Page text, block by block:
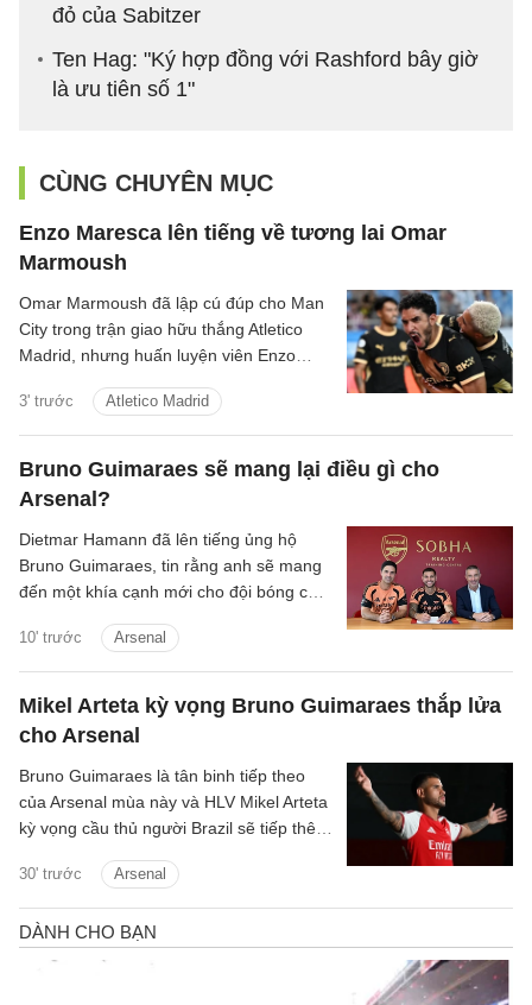
đỏ của Sabitzer
Ten Hag: "Ký hợp đồng với Rashford bây giờ
là ưu tiên số 1"
CÙNG CHUYÊN MỤC
Enzo Maresca lên tiếng về tương lai Omar
Marmoush
3' trước Atletico Madrid
Omar Marmoush đã lập cú đúp cho Man
City trong trận giao hữu thắng Atletico
Madrid, nhưng huấn luyện viên Enzo
anh.
Bruno Guimaraes sẽ mang lại điều gì cho
Arsenal?
10' trước Arsenal
Dietmar Hamann đã lên tiếng ủng hộ
Bruno Guimaraes, tin rằng anh sẽ mang
đến một khía cạnh mới cho đội bóng của
Mikel Arteta kỳ vọng Bruno Guimaraes thắp lửa
cho Arsenal
30' trước Arsenal
Bruno Guimaraes là tân binh tiếp theo
của Arsenal mùa này và HLV Mikel Arteta
kỳ vọng cầu thủ người Brazil sẽ tiếp thêm